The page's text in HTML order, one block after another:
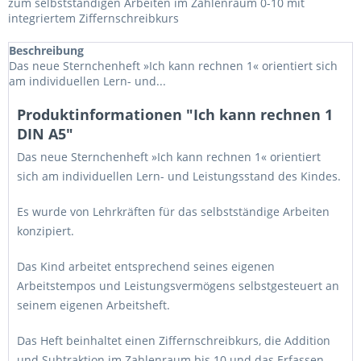
integriertem Ziffernschreibkurs
Beschreibung
Das neue Sternchenheft »Ich kann rechnen 1« orientiert sich
am individuellen Lern- und...
Produktinformationen "Ich kann rechnen 1
DIN A5"
Das neue Sternchenheft »Ich kann rechnen 1« orientiert
sich am individuellen Lern- und Leistungsstand des Kindes.
Es wurde von Lehrkräften für das selbstständige Arbeiten
konzipiert.
Das Kind arbeitet entsprechend seines eigenen
Arbeitstempos und Leistungsvermögens selbstgesteuert an
seinem eigenen Arbeitsheft.
Das Heft beinhaltet einen Ziffernschreibkurs, die Addition